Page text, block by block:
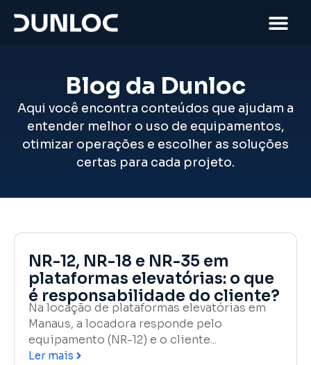
Blog da Dunloc
Aqui você encontra conteúdos que ajudam a
entender melhor o uso de equipamentos,
otimizar operações e escolher as soluções
certas para cada projeto.
NR-12, NR-18 e NR-35 em
plataformas elevatórias: o que
é responsabilidade do cliente?
Na locação de plataformas elevatórias em
Manaus, a locadora responde pelo
equipamento (NR-12) e o cliente...
Ler mais